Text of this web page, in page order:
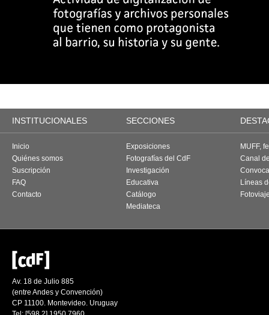
INSTITUCIONALES SECCIONES
Inicio
Quiénes somos
Suscripción
FAQ
Contacto
Exposiciones
Fotografías del CdF
Investigación
Educativa
Catálogo
Mediateca
MUFF,
Canal
Líneas
Av. 18 de Julio 885
(entre Andes y Convención)
CP 11100. Montevideo. Uruguay